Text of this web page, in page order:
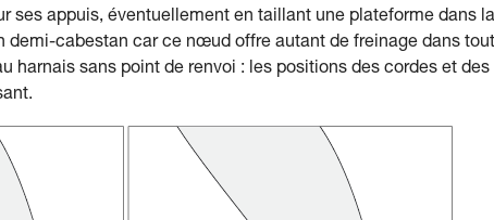
ses appuis, éventuellement en taillant une plateforme dans la
demi-cabestan car ce nœud offre autant de freinage dans
harnais sans point de renvoi : les positions des cordes et des